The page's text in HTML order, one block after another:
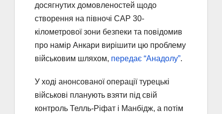
досягнутих домовленостей щодо
створення на півночі САР 30-
кілометрової зони безпеки та повідомив
про намір Анкари вирішити цю проблему
військовим шляхом, передає “Анадолу”.
У ході анонсованої операції турецькі
військові планують взяти під свій
контроль Телль-Ріфат і Манбідж, а потім